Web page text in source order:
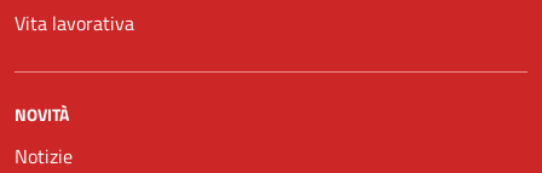
Vita lavorativa
NOVITÀ
Notizie